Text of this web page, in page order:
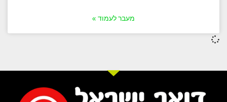
מעבר לעמוד »